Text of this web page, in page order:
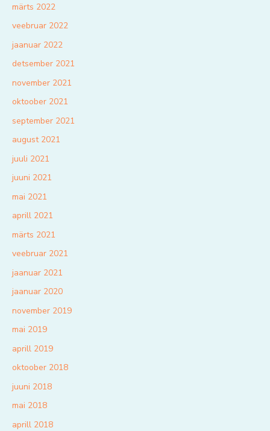
märts 2022
veebruar 2022
jaanuar 2022
detsember 2021
november 2021
oktoober 2021
september 2021
august 2021
juuli 2021
juuni 2021
mai 2021
aprill 2021
märts 2021
veebruar 2021
jaanuar 2021
jaanuar 2020
november 2019
mai 2019
aprill 2019
oktoober 2018
juuni 2018
mai 2018
aprill 2018